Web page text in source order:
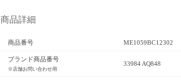
商品詳細
商品番号 ME1059BC12302
ブランド商品番号
※店舗お問い合わせ用
33984 AQ848